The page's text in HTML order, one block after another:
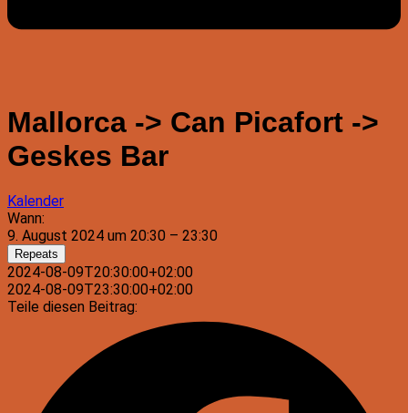
Mallorca -> Can Picafort ->
Geskes Bar
Kalender
Wann:
9. August 2024 um 20:30 – 23:30
Repeats
2024-08-09T20:30:00+02:00
2024-08-09T23:30:00+02:00
Teile diesen Beitrag: